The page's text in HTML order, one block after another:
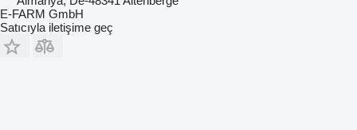
E-FARM GmbH
Satıcıyla iletişime geç